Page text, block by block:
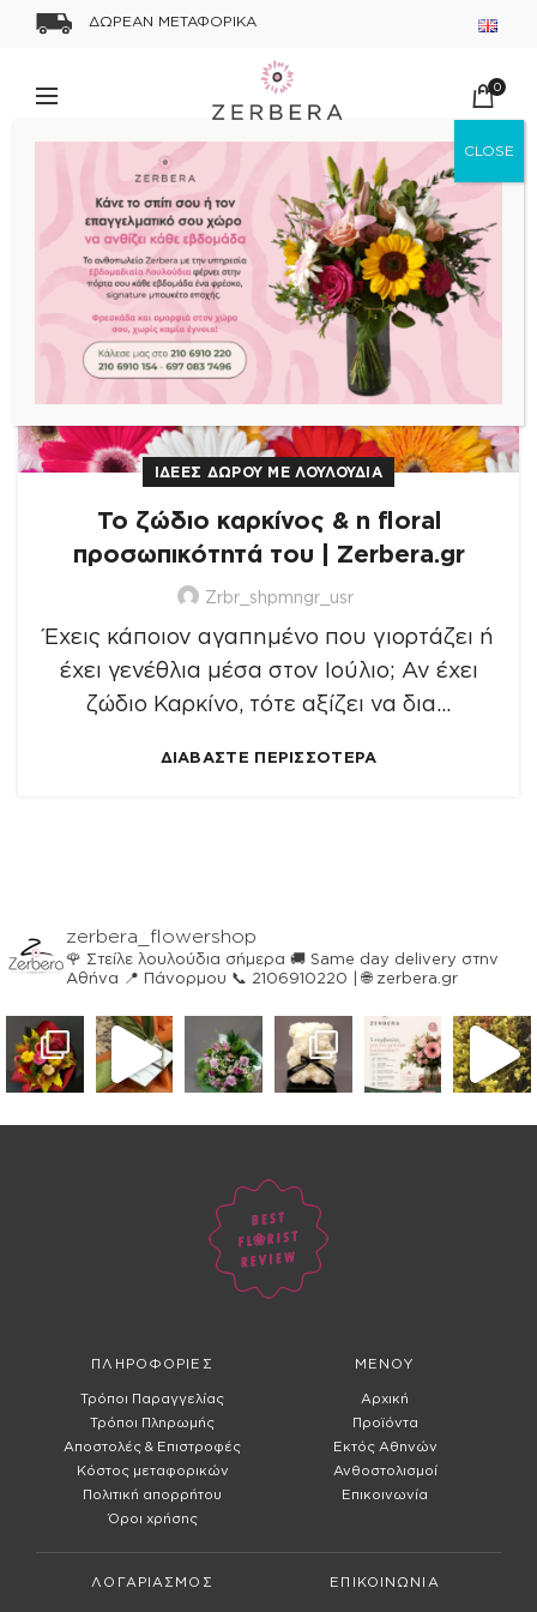
ΔΩΡΕΑΝ ΜΕΤΑΦΟΡΙΚΑ
0
09
ΙΔΕΕΣ ΔΩΡΟΥ ΜΕ ΛΟΥΛΟΥΔΙΑ
Το ζώδιο καρκίνος & η floral
προσωπικότητά του | Zerbera.gr
Zrbr_shpmngr_usr
Έχεις κάποιον αγαπημένο που γιορτάζει ή
έχει γενέθλια μέσα στον Ιούλιο; Αν έχει
ζώδιο Καρκίνο, τότε αξίζει να δια...
ΔΙΑΒΑΣΤΕ ΠΕΡΙΣΣΟΤΕΡΑ
zerbera_flowershop
🌹 Στείλε λουλούδια σήμερα 🚚 Same day delivery στην
Αθήνα 📍 Πάνορμου 📞 2106910220 | 🌐 zerbera.gr
ΠΛΗΡΟΦΟΡΙΕΣ
Τρόποι Παραγγελίας
Τρόποι Πληρωμής
Αποστολές & Επιστροφές
Κόστος μεταφορικών
Πολιτική απορρήτου
Όροι χρήσης
ΜΕΝΟΥ
Αρχική
Προϊόντα
Εκτός Αθηνών
Ανθοστολισμοί
Επικοινωνία
ΛΟΓΑΡΙΑΣΜΟΣ ΕΠΙΚΟΙΝΩΝΙΑ